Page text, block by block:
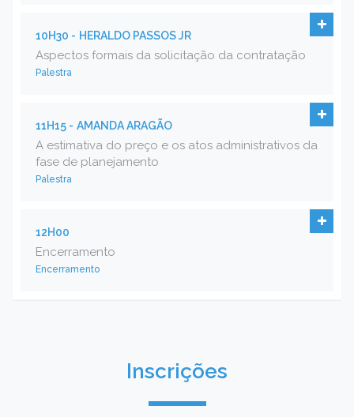
10H30 - HERALDO PASSOS JR
Aspectos formais da solicitação da contratação
Palestra
11H15 - AMANDA ARAGÃO
A estimativa do preço e os atos administrativos da
fase de planejamento
Palestra
12H00
Encerramento
Encerramento
Inscrições